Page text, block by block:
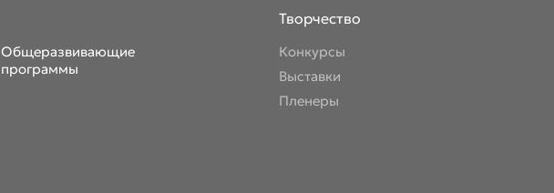
Общеразвивающие
программы
Творчество
Конкурсы
Выставки
Пленеры